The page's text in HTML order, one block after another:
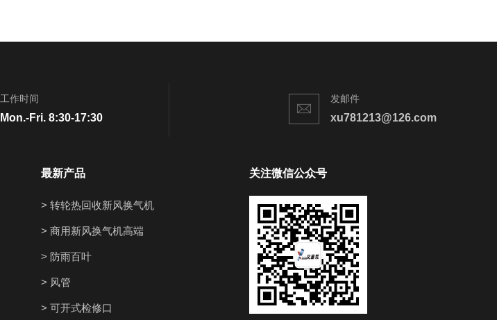
工作时间
Mon.-Fri. 8:30-17:30
发邮件
xu781213@126.com
最新产品
> 转轮热回收新风换气机
> 商用新风换气机高端
> 防雨百叶
> 风管
> 可开式检修口
关注微信公众号